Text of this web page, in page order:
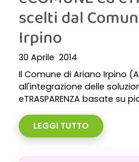
scelti dal
Irpino
30 Aprile 2014
Il Comune di Ariano Irpino
all'integrazione delle
eTRASPARENZA basate su
LEGGI TUTTO